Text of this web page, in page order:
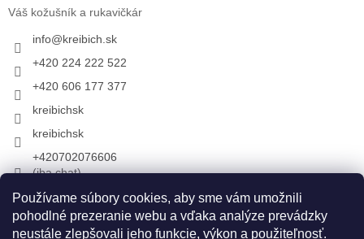
Používame súbory cookies, aby sme vám umožnili
pohodlné prezeranie webu a vďaka analýze prevádzky
neustále zlepšovali jeho funkcie, výkon a použiteľnosť.
Váš kožušník a rukavičkár
info@kreibich.sk
+420 224 222 522
+420 606 177 377
kreibichsk
kreibichsk
+420702076606
(iba chat)
Prijímame online platby